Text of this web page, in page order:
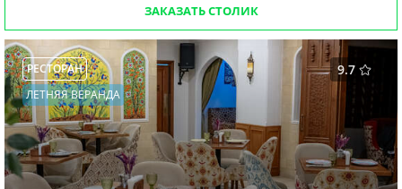
ЗАКАЗАТЬ СТОЛИК
9.7
РЕСТОРАН
ЛЕТНЯЯ ВЕРАНДА